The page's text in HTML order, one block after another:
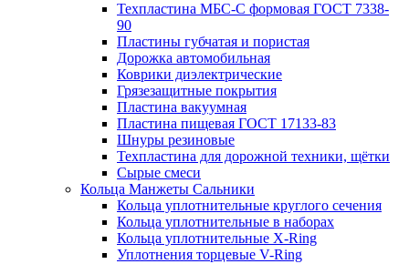
Техпластина МБС-С формовая ГОСТ 7338-
90
Пластины губчатая и пористая
Дорожка автомобильная
Коврики диэлектрические
Грязезащитные покрытия
Пластина вакуумная
Пластина пищевая ГОСТ 17133-83
Шнуры резиновые
Техпластина для дорожной техники, щётки
Сырые смеси
Кольца Манжеты Сальники
Кольца уплотнительные круглого сечения
Кольца уплотнительные в наборах
Кольца уплотнительные Х-Ring
Уплотнения торцевые V-Ring